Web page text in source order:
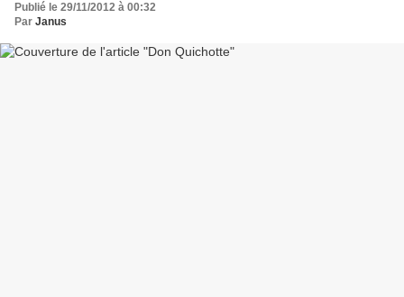
Publié le 29/11/2012 à 00:32
Par Janus